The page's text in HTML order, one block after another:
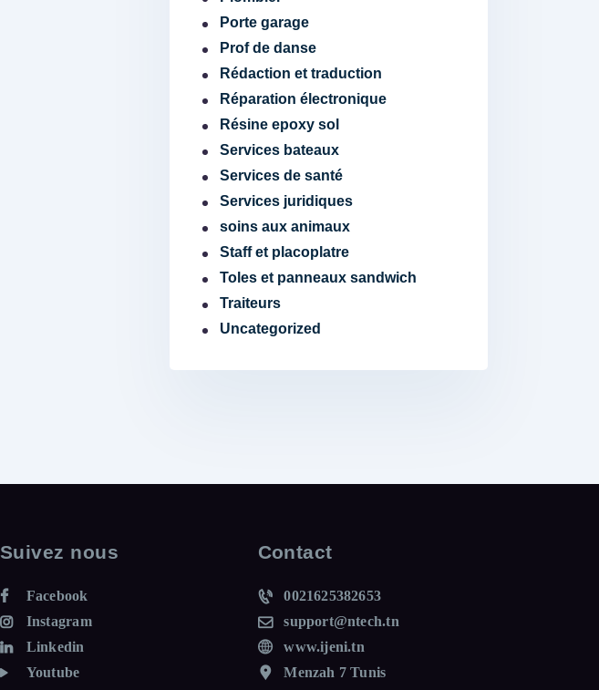
Porte garage
Prof de danse
Rédaction et traduction
Réparation électronique
Résine epoxy sol
Services bateaux
Services de santé
Services juridiques
soins aux animaux
Staff et placoplatre
Toles et panneaux sandwich
Traiteurs
Uncategorized
Suivez nous
Facebook
Instagram
Linkedin
Youtube
Contact
0021625382653
support@ntech.tn
www.ijeni.tn
Menzah 7 Tunis